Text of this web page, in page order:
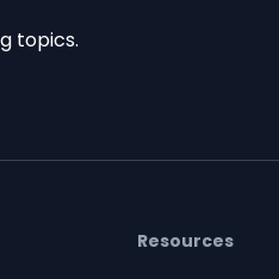
topics.
Resources